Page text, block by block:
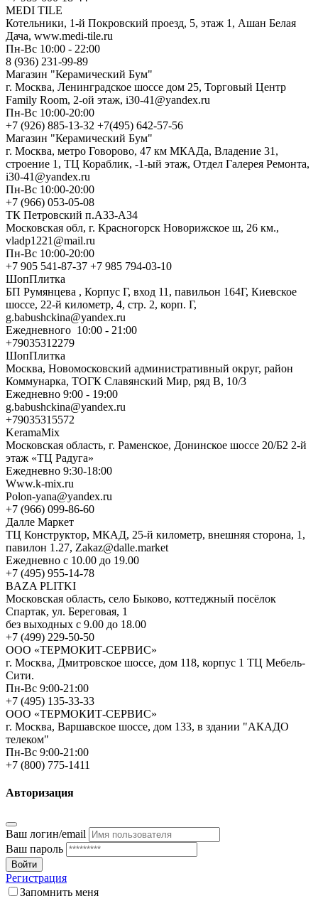
MEDI TILE
Котельники, 1-й Покровский проезд, 5, этаж 1, Ашан Белая
Дача, www.medi-tile.ru
Пн-Вс 10:00 - 22:00
8 (936) 231-99-89
Магазин "Керамический Бум"
г. Москва, Ленинградское шоссе дом 25, Торговый Центр
Family Room, 2-ой этаж, i30-41@yandex.ru
Пн-Вс 10:00-20:00
+7 (926) 885-13-32 +7(495) 642-57-56
Магазин "Керамический Бум"
г. Москва, метро Говорово, 47 км МКАДа, Владение 31,
строение 1, ТЦ Кораблик, -1-ый этаж, Отдел Галерея Ремонта,
i30-41@yandex.ru
Пн-Вс 10:00-20:00
+7 (966) 053-05-08
ТК Петровский п.А33-А34
Московская обл, г. Красногорск Новорижское ш, 26 км.,
vladp1221@mail.ru
Пн-Вс 10:00-20:00
+7 905 541-87-37 +7 985 794-03-10
ШопПлитка
БП Румянцева , Корпус Г, вход 11, павильон 164Г, Киевское
шоссе, 22-й километр, 4, стр. 2, корп. Г,
g.babushckina@yandex.ru
Ежедневного 10:00 - 21:00
+79035312279
ШопПлитка
Москва, Новомосковский административный округ, район
Коммунарка, ТОГК Славянский Мир, ряд В, 10/3
Ежедневно 9:00 - 19:00
g.babushckina@yandex.ru
+79035315572
KeramaMix
Московская область, г. Раменское, Донинское шоссе 20/Б2 2-й
этаж «ТЦ Радуга»
Ежедневно 9:30-18:00
Www.k-mix.ru
Polon-yana@yandex.ru
+7 (966) 099-86-60
Далле Маркет
ТЦ Конструктор, МКАД, 25-й километр, внешняя сторона, 1,
павилон 1.27, Zakaz@dalle.market
Ежедневно с 10.00 до 19.00
+7 (495) 955-14-78
BAZA PLITKI
Московская область, село Быково, коттеджный посёлок
Спартак, ул. Береговая, 1
без выходных с 9.00 до 18.00
+7 (499) 229-50-50
ООО «ТЕРМОКИТ-СЕРВИС»
г. Москва, Дмитровское шоссе, дом 118, корпус 1 ТЦ Мебель-
Сити.
Пн-Вс 9:00-21:00
+7 (495) 135-33-33
ООО «ТЕРМОКИТ-СЕРВИС»
г. Москва, Варшавское шоссе, дом 133, в здании "АКАДО
телеком"
Пн-Вс 9:00-21:00
+7 (800) 775-1411
Авторизация
Ваш логин/email
Ваш пароль
Войти
Регистрация
Запомнить меня